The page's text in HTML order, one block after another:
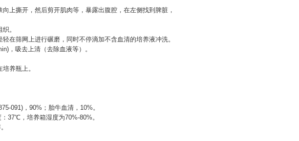
上撕开，然后剪开肌肉等，暴露出腹腔，在左侧找到脾脏，
。
在筛网上进行碾磨，同时不停滴加不含血清的培养液冲洗。
，吸去上清（去除血液等）。
养瓶上。
091)，90%；胎牛血清，10%。
37℃，培养箱湿度为70%-80%。